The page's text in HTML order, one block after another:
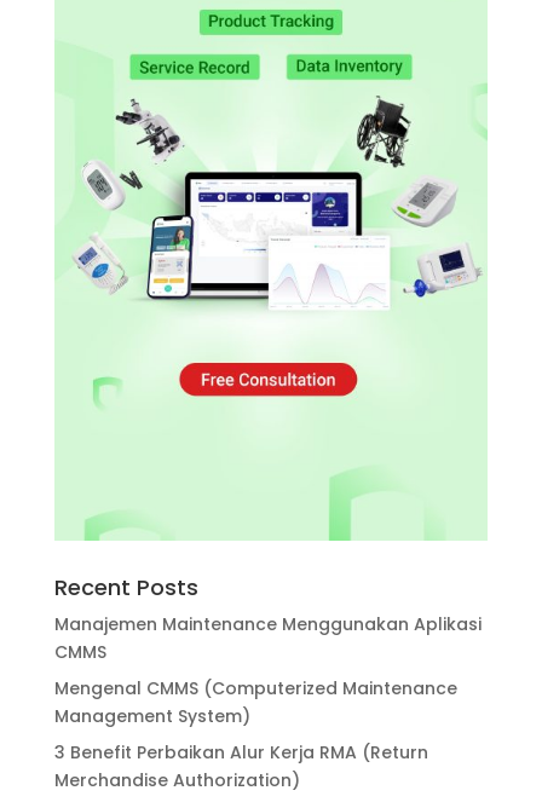
Recent Posts
Manajemen Maintenance Menggunakan Aplikasi
CMMS
Mengenal CMMS (Computerized Maintenance
Management System)
3 Benefit Perbaikan Alur Kerja RMA (Return
Merchandise Authorization)